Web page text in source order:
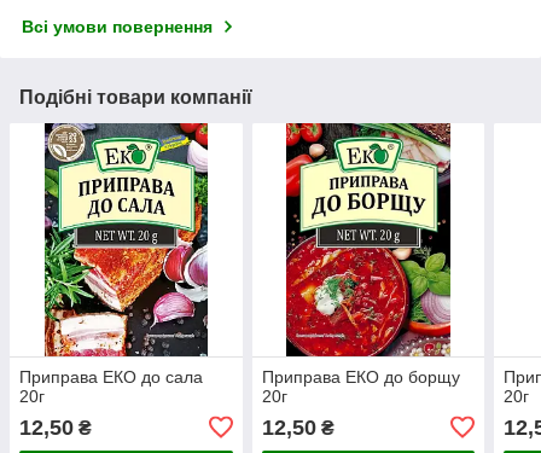
Всі умови повернення
Подібні товари компанії
Приправа ЕКО до сала
20г
12,50 ₴
Приправа ЕКО до борщу
20г
12,50₴
20г